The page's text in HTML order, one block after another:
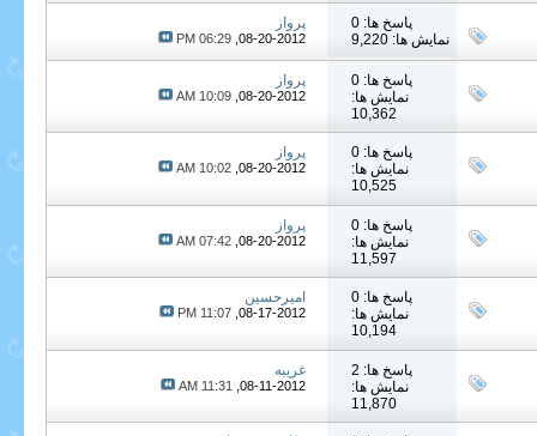
پاسخ ها: 0
نمایش ها: 9,220
پرواز
08-20-2012,
06:29 PM
پاسخ ها: 0
نمایش ها:
10,362
پرواز
08-20-2012,
10:09 AM
پاسخ ها: 0
نمایش ها:
10,525
پرواز
08-20-2012,
10:02 AM
پاسخ ها: 0
نمایش ها:
11,597
پرواز
08-20-2012,
07:42 AM
پاسخ ها: 0
نمایش ها:
10,194
امیرحسین
08-17-2012,
11:07 PM
پاسخ ها: 2
نمایش ها:
11,870
غریبه
08-11-2012,
11:31 AM